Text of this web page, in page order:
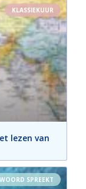
KLASSIEKUUR
lezen van
SPREEKT